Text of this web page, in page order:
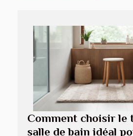
Comment choisir le
salle de bain idéal